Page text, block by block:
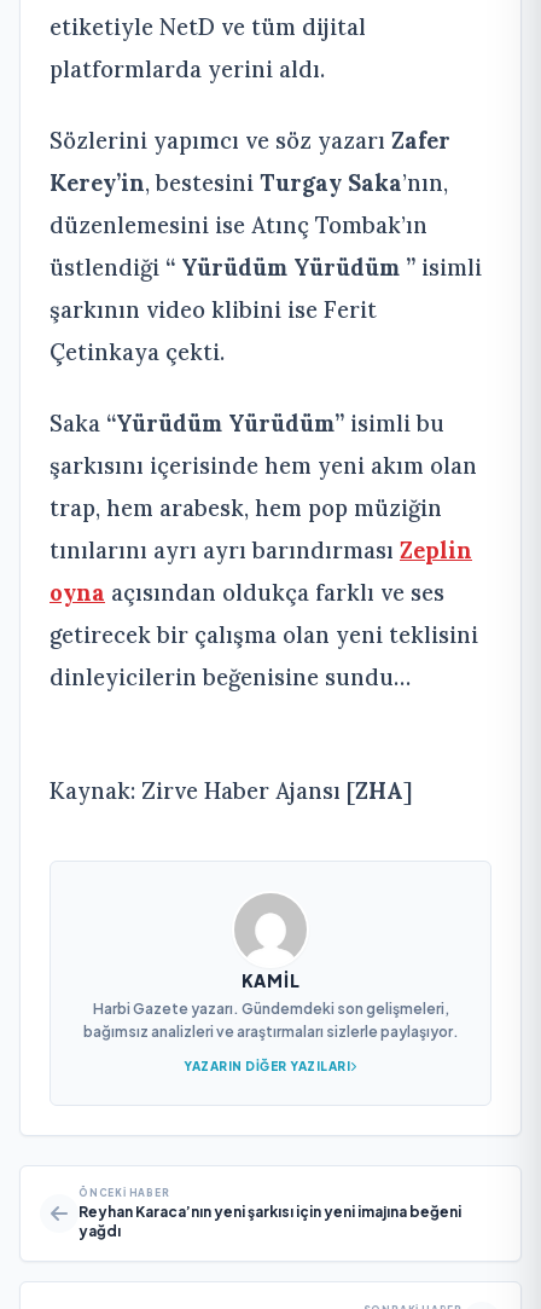
etiketiyle NetD ve tüm dijital
platformlarda yerini aldı.
Sözlerini yapımcı ve söz yazarı Zafer
Kerey’in, bestesini Turgay Saka’nın,
düzenlemesini ise Atınç Tombak’ın
üstlendiği “ Yürüdüm Yürüdüm ” isimli
şarkının video klibini ise Ferit
Çetinkaya çekti.
Saka “Yürüdüm Yürüdüm” isimli bu
şarkısını içerisinde hem yeni akım olan
trap, hem arabesk, hem pop müziğin
tınılarını ayrı ayrı barındırması Zeplin
oyna açısından oldukça farklı ve ses
getirecek bir çalışma olan yeni teklisini
dinleyicilerin beğenisine sundu…
Kaynak: Zirve Haber Ajansı [ZHA]
KAMIL
Harbi Gazete yazarı. Gündemdeki son gelişmeleri,
bağımsız analizleri ve araştırmaları sizlerle paylaşıyor.
YAZARIN DIĞER YAZILARI
ÖNCEKI HABER
Reyhan Karaca’nın yeni şarkısı için yeni imajına beğeni
yağdı